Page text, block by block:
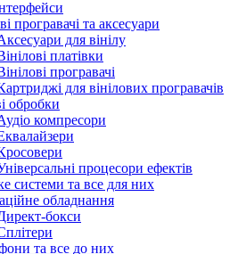
програвачі та аксесуари
для вінілу
платівки
програвачі
для вінілових програвачів
обробки
компресори
процесори ефектів
системи та все для них
обладнання
бокси
та все до них